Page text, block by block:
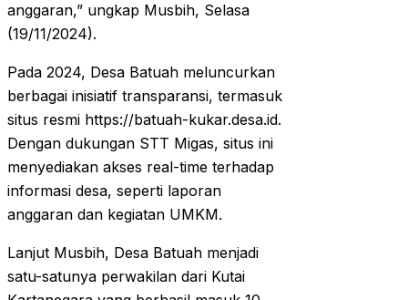
anggaran,” ungkap Musbih, Selasa
(19/11/2024).
Pada 2024, Desa Batuah meluncurkan
berbagai inisiatif transparansi, termasuk
situs resmi https://batuah-kukar.desa.id.
Dengan dukungan STT Migas, situs ini
menyediakan akses real-time terhadap
informasi desa, seperti laporan
anggaran dan kegiatan UMKM.
Lanjut Musbih, Desa Batuah menjadi
satu-satunya perwakilan dari Kutai